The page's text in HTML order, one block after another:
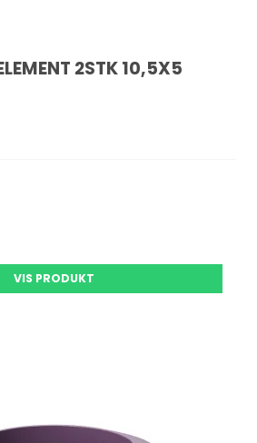
2STK 10,5X5
VIS PRODUKT